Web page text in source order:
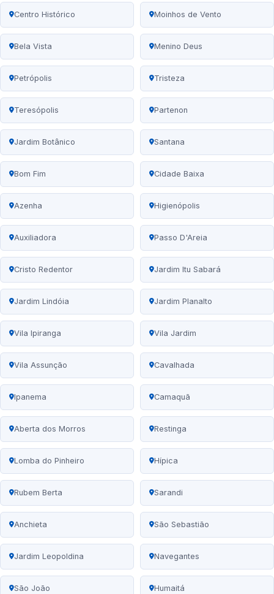
Centro Histórico Moinhos de Vento
Bela Vista Menino Deus
Petrópolis Tristeza
Teresópolis Partenon
Jardim Botânico Santana
Bom Fim Cidade Baixa
Azenha Higienópolis
Auxiliadora Passo D'Areia
Cristo Redentor Jardim Itu Sabará
Jardim Lindóia Jardim Planalto
Vila Ipiranga Vila Jardim
Vila Assunção Cavalhada
Ipanema Camaquã
Aberta dos Morros Restinga
Lomba do Pinheiro Hípica
Rubem Berta Sarandi
Anchieta São Sebastião
Jardim Leopoldina Navegantes
São João Humaitá